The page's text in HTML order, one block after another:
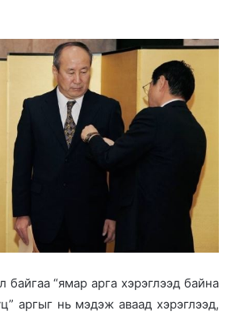
байгаа “ямар арга хэрэглээд байна
аргыг нь мэдэж аваад хэрэглээд,